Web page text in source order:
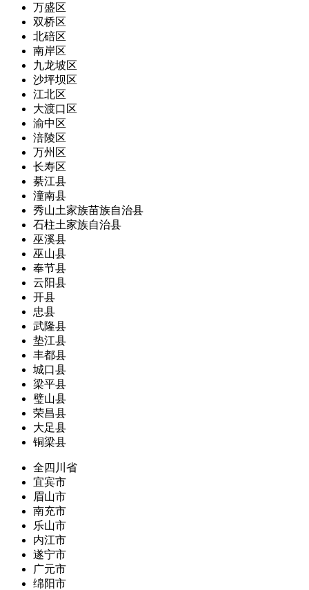
万盛区
双桥区
北碚区
南岸区
九龙坡区
沙坪坝区
江北区
大渡口区
渝中区
涪陵区
万州区
长寿区
綦江县
潼南县
秀山土家族苗族自治县
石柱土家族自治县
巫溪县
巫山县
奉节县
云阳县
开县
忠县
武隆县
垫江县
丰都县
城口县
梁平县
璧山县
荣昌县
大足县
铜梁县
全四川省
宜宾市
眉山市
南充市
乐山市
内江市
遂宁市
广元市
绵阳市